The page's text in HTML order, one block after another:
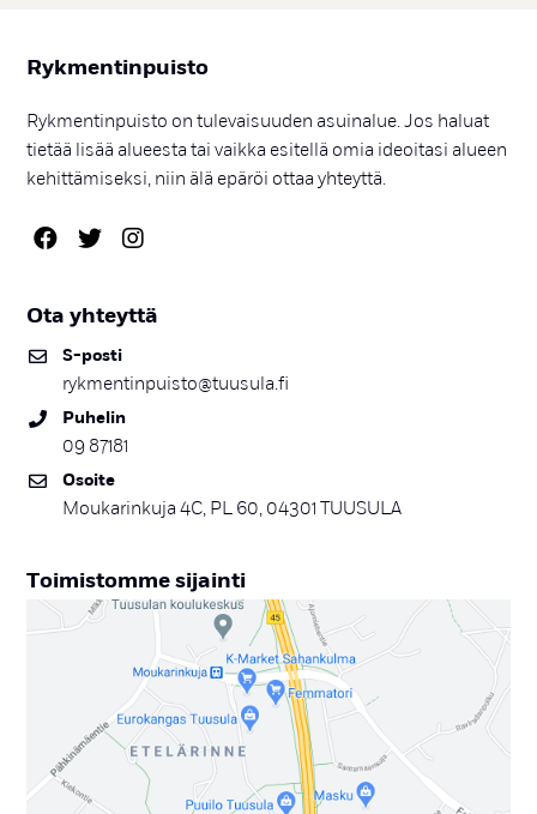
Ryk­men­tin­puis­to
Rykmentinpuisto on tulevaisuuden asuinalue. Jos haluat
tietää lisää alueesta tai vaikka esitellä omia ideoitasi alueen
kehittämiseksi, niin älä epäröi ottaa yhteyttä.
Ota yh­teyt­tä
S-pos­ti
rykmentinpuisto@tuusula.fi
Pu­he­lin
09 87181
Osoi­te
Moukarinkuja 4C, PL 60, 04301 TUUSULA
Toi­mis­tom­me si­jain­ti